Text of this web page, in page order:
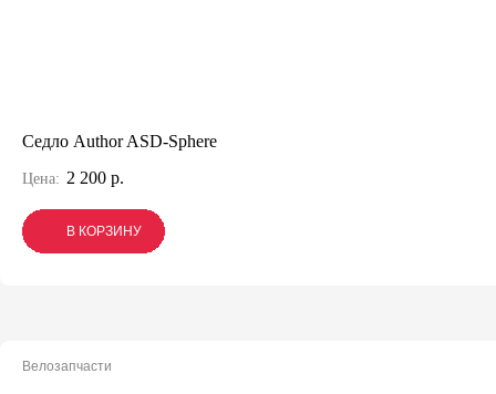
Седло Author ASD-Sphere
Цена: 2 200 р.
В КОРЗИНУ
В КОРЗИНУ
В КОРЗИНУ
Велозапчасти